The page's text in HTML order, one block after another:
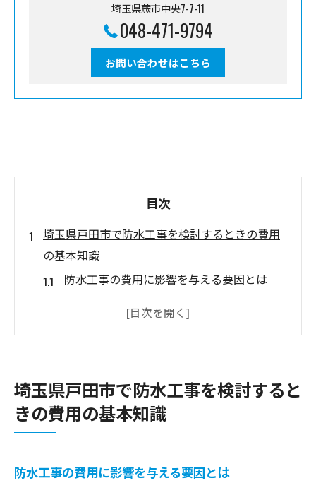
埼玉県蕨市中央7-7-11
048-471-9794
お問い合わせはこちら
目次
埼玉県戸田市で防水工事を検討するときの費用
の基本知識
防水工事の費用に影響を与える要因とは
戸田市での防水工事の一般的な価格帯
費用対効果を高める防水工事計画
防水工事費用を賢く抑えるための埼玉県戸田市
地元業者の選び方とそのメリット
埼玉県戸田市で防水工事を検討すると
きの費用の基本知識
防水工事の費用に影響を与える要因とは